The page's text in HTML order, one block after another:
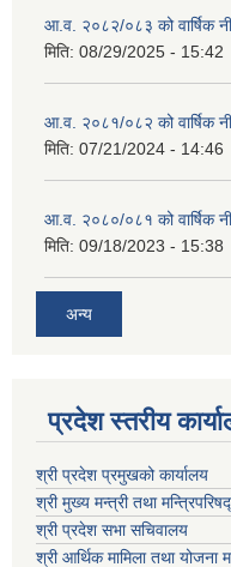
आ.व. २०८२/०८३ को वार्षिक
मिति: 08/29/2025 - 15:42
आ.व. २०८१/०८२ को वार्षिक
मिति: 07/21/2024 - 14:46
आ.व. २०८०/०८१ को वार्षिक
मिति: 09/18/2023 - 15:38
अन्य
प्रदेश स्तरीय
श्री प्रदेश प्रमुखको कार्यालय
श्री मुख्य मन्त्री तथा
श्री प्रदेश सभा सचिवालय
श्री आर्थिक मामिला तथा योजना